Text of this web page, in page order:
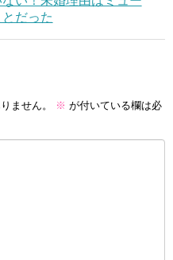
だった
ません。 ※ が付いている欄は必